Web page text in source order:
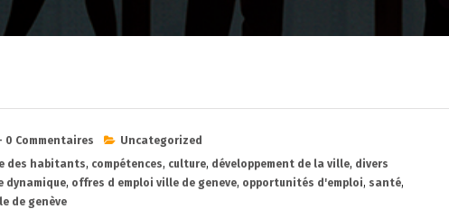
0 Commentaires
Uncategorized
des habitants, compétences, culture, développement de la ville, divers
dynamique, offres d emploi ville de geneve, opportunités d'emploi, santé,
de genève